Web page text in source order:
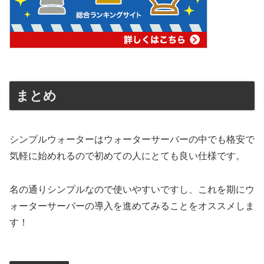
まとめ
シンプルウォーターはウォーターサーバーの中でも格安で
気軽に始めれるので初めての人にとても良い仕様です。
名の通りシンプルなので使いやすいですし、これを期にウ
ォーターサーバーの導入を進めてみることをオススメしま
す！